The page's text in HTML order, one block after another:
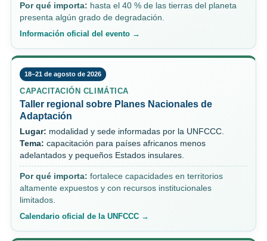
Por qué importa: hasta el 40 % de las tierras del planeta
presenta algún grado de degradación.
Información oficial del evento →
18–21 de agosto de 2026
CAPACITACIÓN CLIMÁTICA
Taller regional sobre Planes Nacionales de
Adaptación
Lugar: modalidad y sede informadas por la UNFCCC.
Tema: capacitación para países africanos menos
adelantados y pequeños Estados insulares.
Por qué importa: fortalece capacidades en territorios
altamente expuestos y con recursos institucionales
limitados.
Calendario oficial de la UNFCCC →